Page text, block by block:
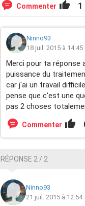
Commenter 1
Ninno93
18 juil. 2015 à 14:45
Merci pour ta réponse
puissance du
car j'ai un travail
pense que c'est une
pas 2 choses
Commenter
RÉPONSE 2 / 2
Ninno93
21 juil. 2015 à 12:54